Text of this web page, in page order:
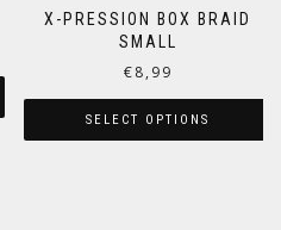
X-PRESSION BOX BRAID
SMALL
€8,99
SELECT OPTIONS